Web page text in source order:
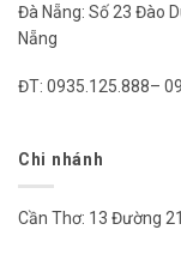
Đà Nẵng: Số 23 Đào
Nẵng
ĐT: 0935.125.888–
Chi nhánh
Cần Thơ: 13 Đường